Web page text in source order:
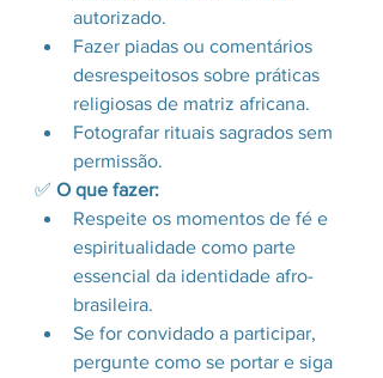
autorizado.
Fazer piadas ou comentários
desrespeitosos sobre práticas
religiosas de matriz africana.
Fotografar rituais sagrados sem
permissão.
✅ O que fazer:
Respeite os momentos de fé e
espiritualidade como parte
essencial da identidade afro-
brasileira.
Se for convidado a participar,
pergunte como se portar e siga